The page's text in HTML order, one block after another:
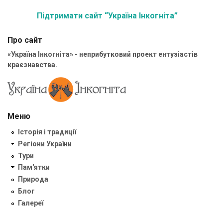
Підтримати сайт “Україна Інкогніта”
Про сайт
«Україна Інкогніта» - неприбутковий проект ентузіастів
краєзнавства.
Меню
Історія і традиції
Регіони України
Тури
Пам'ятки
Природа
Блог
Галереї